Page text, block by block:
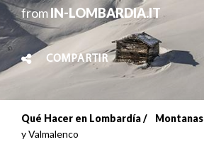
fromIN-LOMBARDIA.IT
COMPARTIR
Sobrescribir
Qué Hacer en Lombardía Montanas
y Valmalenco